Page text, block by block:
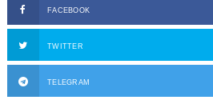
FACEBOOK
TWITTER
TELEGRAM